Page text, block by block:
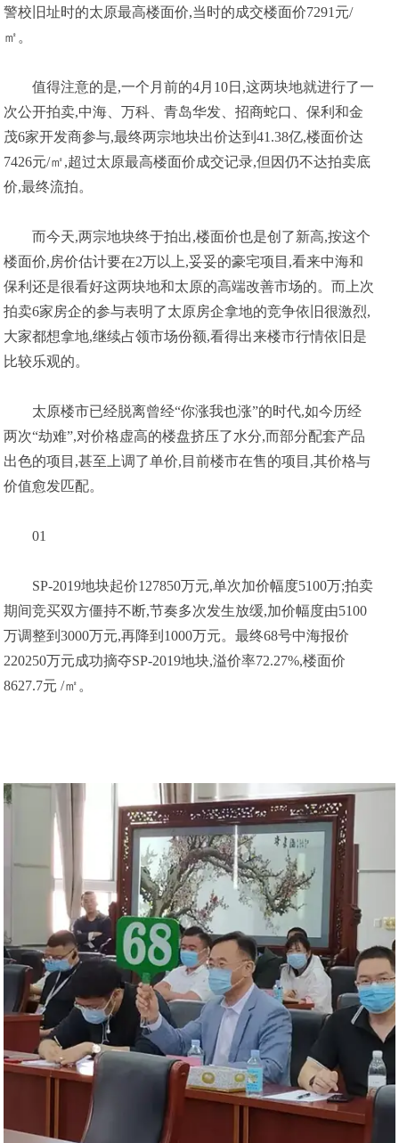
警校旧址时的太原最高楼面价,当时的成交楼面价7291元/
㎡。
值得注意的是,一个月前的4月10日,这两块地就进行了一
次公开拍卖,中海、万科、青岛华发、招商蛇口、保利和金
茂6家开发商参与,最终两宗地块出价达到41.38亿,楼面价达
7426元/㎡,超过太原最高楼面价成交记录,但因仍不达拍卖底
价,最终流拍。
而今天,两宗地块终于拍出,楼面价也是创了新高,按这个
楼面价,房价估计要在2万以上,妥妥的豪宅项目,看来中海和
保利还是很看好这两块地和太原的高端改善市场的。而上次
拍卖6家房企的参与表明了太原房企拿地的竞争依旧很激烈,
大家都想拿地,继续占领市场份额,看得出来楼市行情依旧是
比较乐观的。
太原楼市已经脱离曾经“你涨我也涨”的时代,如今历经
两次“劫难”,对价格虚高的楼盘挤压了水分,而部分配套产品
出色的项目,甚至上调了单价,目前楼市在售的项目,其价格与
价值愈发匹配。
01
SP-2019地块起价127850万元,单次加价幅度5100万;拍卖
期间竞买双方僵持不断,节奏多次发生放缓,加价幅度由5100
万调整到3000万元,再降到1000万元。最终68号中海报价
220250万元成功摘夺SP-2019地块,溢价率72.27%,楼面价
8627.7元 /㎡。